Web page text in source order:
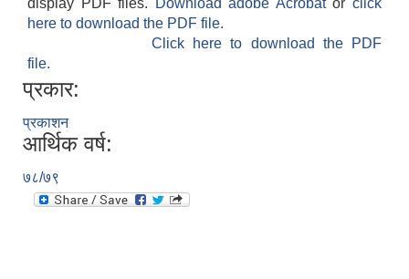
display PDF files.
Download adobe Acrobatorclick
here to download the PDF file.
Click here to download the PDF
file.
प्रकार:
प्रकाशन
आर्थिक वर्ष:
७८/७९